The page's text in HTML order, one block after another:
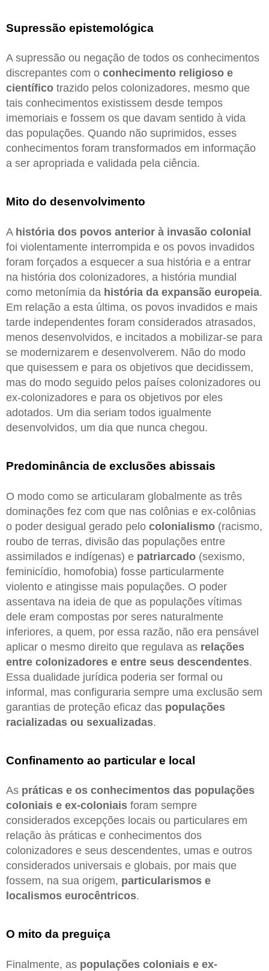
Supressão epistemológica
A supressão ou negação de todos os conhecimentos
discrepantes com o conhecimento religioso e
científico trazido pelos colonizadores, mesmo que
tais conhecimentos existissem desde tempos
imemoriais e fossem os que davam sentido à vida
das populações. Quando não suprimidos, esses
conhecimentos foram transformados em informação
a ser apropriada e validada pela ciência.
Mito do desenvolvimento
A história dos povos anterior à invasão colonial
foi violentamente interrompida e os povos invadidos
foram forçados a esquecer a sua história e a entrar
na história dos colonizadores, a história mundial
como metonímia da história da expansão europeia.
Em relação a esta última, os povos invadidos e mais
tarde independentes foram considerados atrasados,
menos desenvolvidos, e incitados a mobilizar-se para
se modernizarem e desenvolverem. Não do modo
que quisessem e para os objetivos que decidissem,
mas do modo seguido pelos países colonizadores ou
ex-colonizadores e para os objetivos por eles
adotados. Um dia seriam todos igualmente
desenvolvidos, um dia que nunca chegou.
Predominância de exclusões abissais
O modo como se articularam globalmente as três
dominações fez com que nas colônias e ex-colônias
o poder desigual gerado pelo colonialismo (racismo,
roubo de terras, divisão das populações entre
assimilados e indígenas) e patriarcado (sexismo,
feminicídio, homofobia) fosse particularmente
violento e atingisse mais populações. O poder
assentava na ideia de que as populações vítimas
dele eram compostas por seres naturalmente
inferiores, a quem, por essa razão, não era pensável
aplicar o mesmo direito que regulava as relações
entre colonizadores e entre seus descendentes.
Essa dualidade jurídica poderia ser formal ou
informal, mas configuraria sempre uma exclusão sem
garantias de proteção eficaz das populações
racializadas ou sexualizadas.
Confinamento ao particular e local
As práticas e os conhecimentos das populações
coloniais e ex-coloniais foram sempre
considerados excepções locais ou particulares em
relação às práticas e conhecimentos dos
colonizadores e seus descendentes, umas e outros
considerados universais e globais, por mais que
fossem, na sua origem, particularismos e
localismos eurocêntricos.
O mito da preguiça
Finalmente, as populações coloniais e ex-